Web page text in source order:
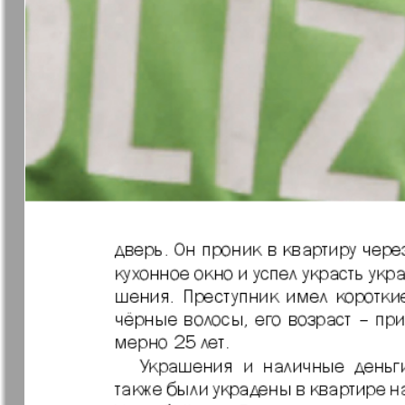
47
13
19
25 26
❬
Баден-
МК-
Новые Земляки
Panorama-mir Партнер
Русский вояж